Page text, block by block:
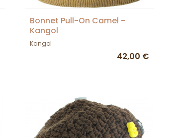
Bonnet Pull-On Camel -
Kangol
Kangol
42,00 €